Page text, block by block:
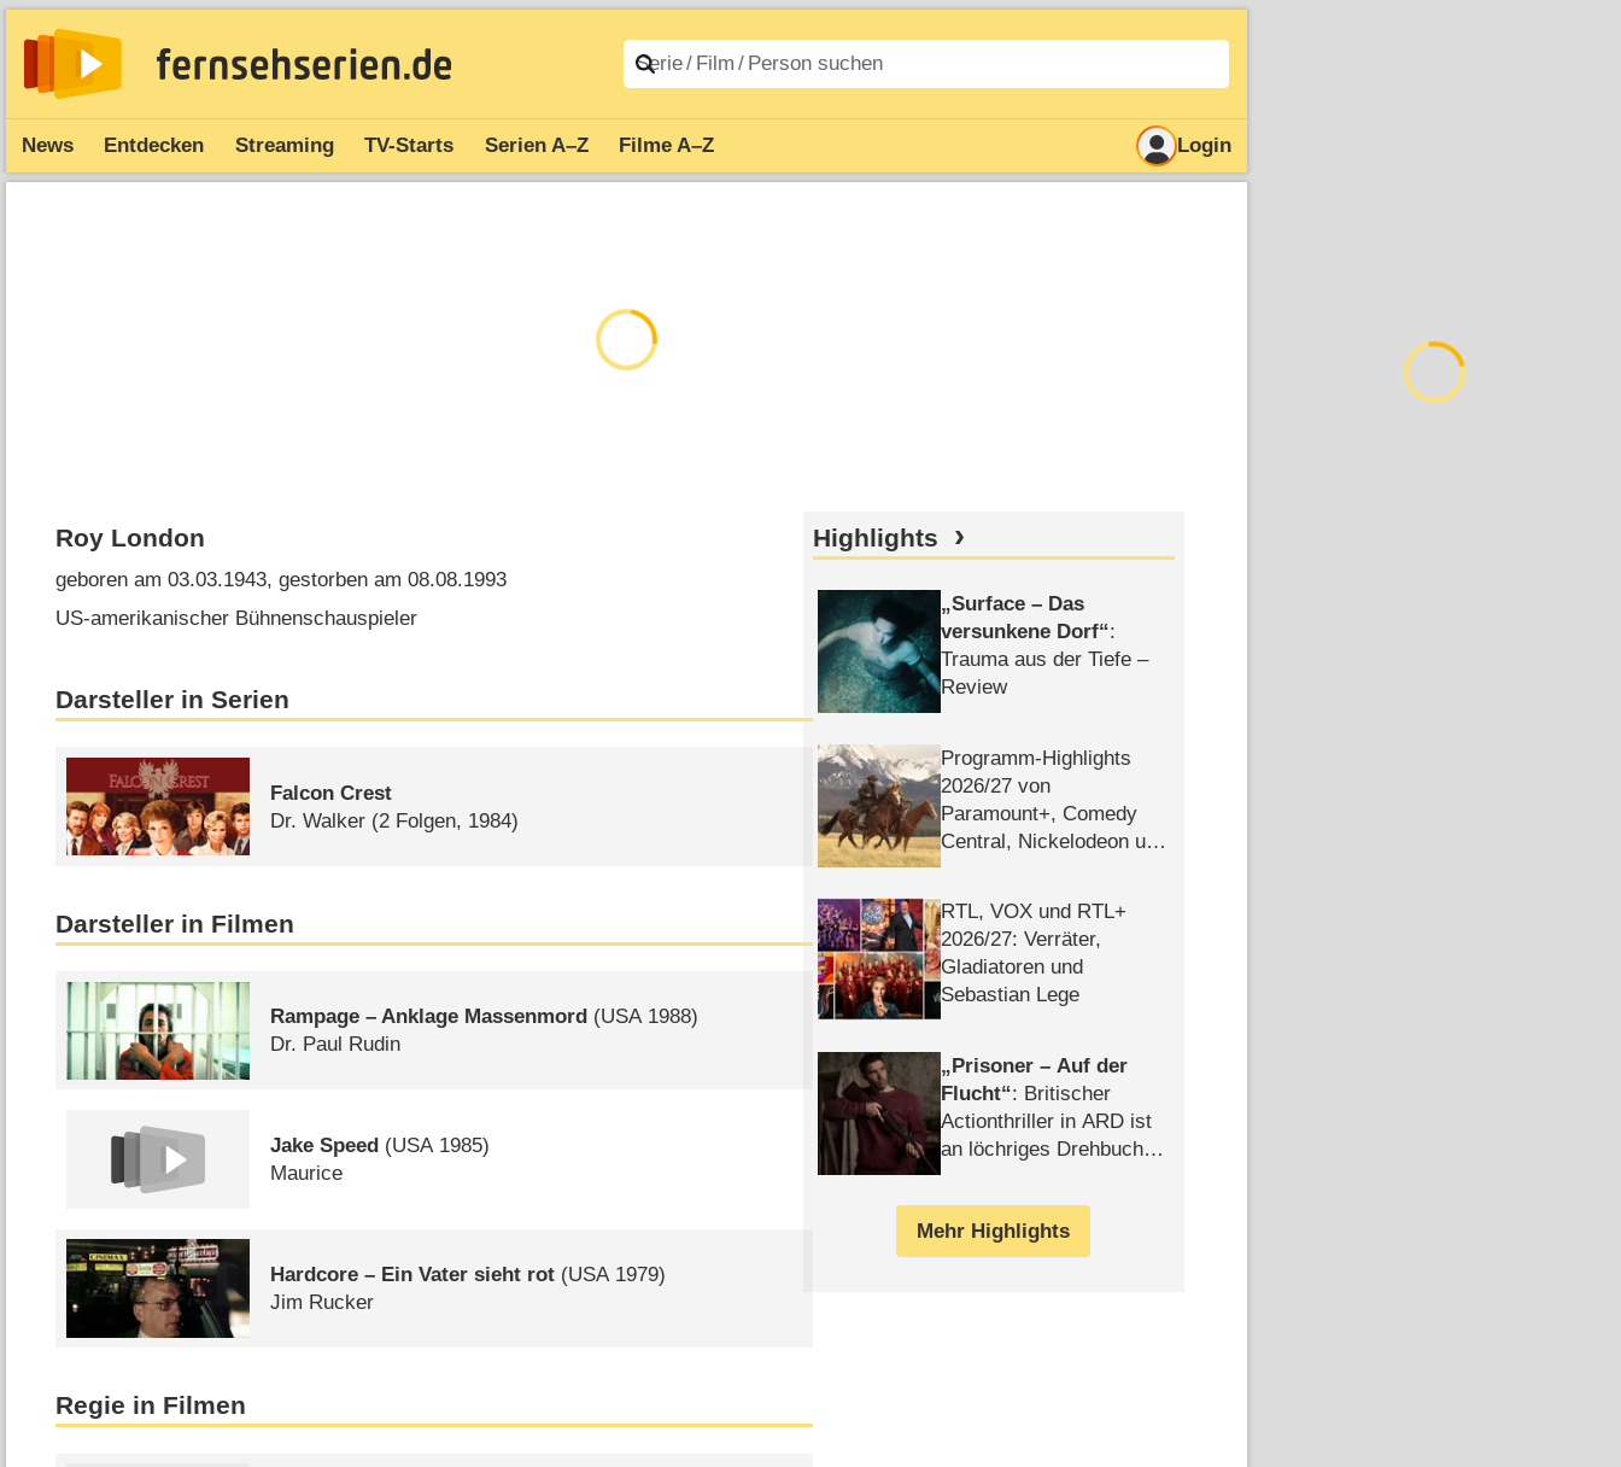
News Entdecken Streaming TV-Starts Serien A–Z Filme A–Z Login
Roy London
geboren am 03.03.1943, gestorben am 08.08.1993
US-amerikanischer Bühnenschauspieler
Darsteller in Serien
Falcon Crest
Dr. Walker (2 Folgen, 1984)
Darsteller in Filmen
Rampage – Anklage Massenmord (USA1988)
Dr. Paul Rudin
Jake Speed (USA1985)
Maurice
Hardcore – Ein Vater sieht rot (USA1979)
Jim Rucker
Regie in Filmen
Highlights
Surface – Das
versunkene Dorf :
Trauma aus der Tiefe –
Review
Programm-Highlights
2026/​27 von
Paramount+, Comedy
Central, Nickelodeon und
RTL, VOX und RTL+
2026/​27: Verräter,
Gladiatoren und
Sebastian Lege
Prisoner – Auf der
Flucht : Britischer
Actionthriller in ARD ist
an löchriges Drehbuch
Mehr Highlights